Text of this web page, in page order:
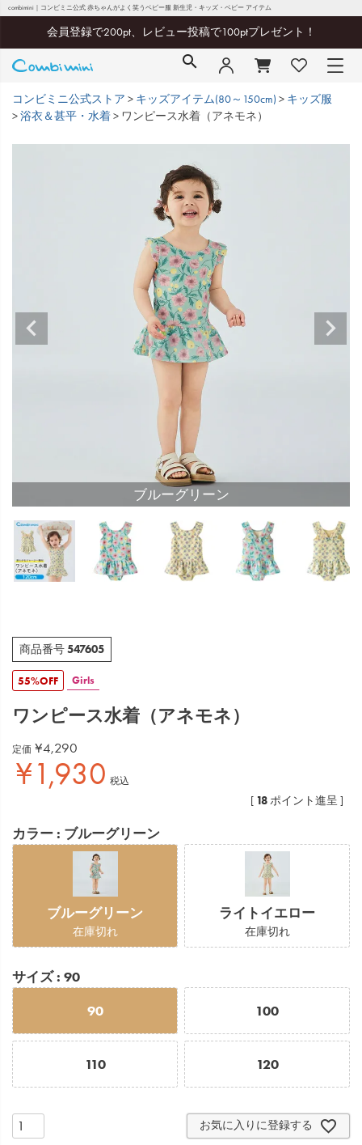
combimini｜コンビミニ公式 赤ちゃんがよく笑うベビー服 新生児・キッズ・ベビー アイテム
会員登録で200pt、レビュー投稿で100ptプレゼント！
コンビミニ公式ストア キッズアイテム(80～150cm)
キッズ服
浴衣＆甚平・水着
ワンピース水着（アネモネ）
ブルーグリーン
商品番号547605
55%OFF Girls
ワンピース水着（アネモネ）
定価 ¥4,290
¥1,930 税込
[ 18ポイント進呈 ]
カラー ブルーグリーン
ブルーグリーン
在庫切れ
ライトイエロー
在庫切れ
サイズ 90
90 100
110 120
お気に入りに登録する